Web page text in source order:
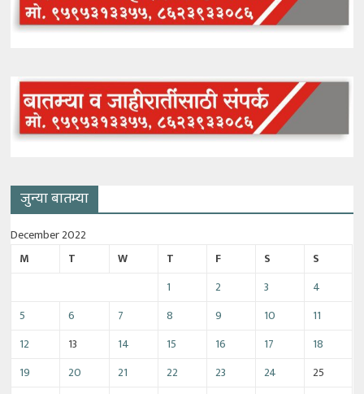
जुन्या बातम्या
December 2022
M
T W T F S
S
1
2 3
4
5
6 7 8 9 10
11
12
13 14 15 16 17
18
19
20 21 22 23 24
25